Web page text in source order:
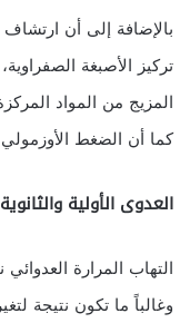
بالإضافة إلى أن ارتشاف
تركيز الأصبغة
المزيج من المواد
كما أن الضغط
العدوى الأولية والثانوية
التهاب المرارة
وغالباً ما تكون نتيجة